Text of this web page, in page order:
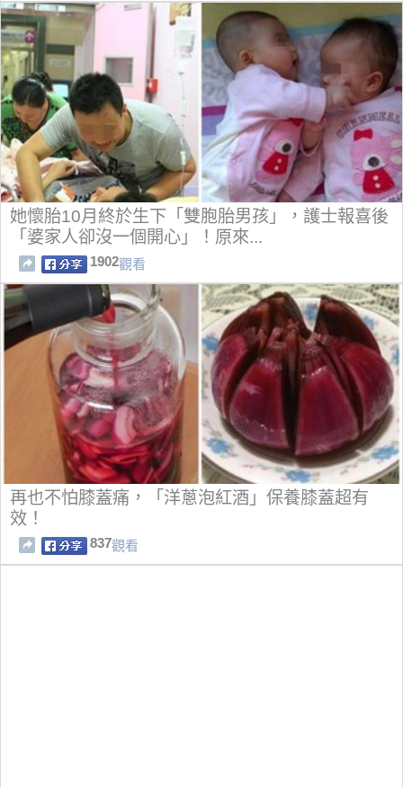
她懷胎10月終於生下「雙胞胎男孩」，護士報喜後
「婆家人卻沒一個開心」！原來...
1902觀看
再也不怕膝蓋痛，「洋蔥泡紅酒」保養膝蓋超有
效！
837觀看